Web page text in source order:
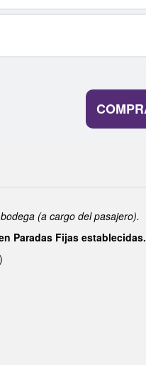
(a cargo del pasajero).
Paradas Fijas establecidas.